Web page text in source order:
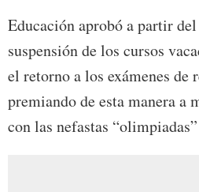
Educación aprobó a partir
suspensión de los cursos
el retorno a los exámenes de
premiando de esta manera a
con las nefastas